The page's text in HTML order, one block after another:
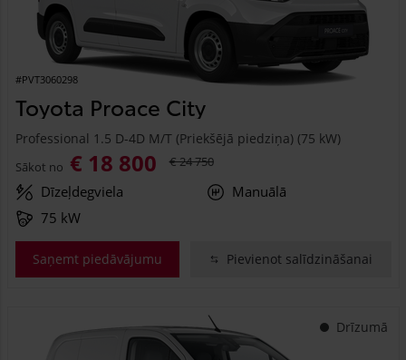
#PVT3060298
Toyota Proace City
Professional 1.5 D-4D M/T (Priekšējā piedziņa) (75 kW)
Sākot no € 18 800 € 24 750
Dīzeļdegviela
Manuālā
75 kW
Saņemt piedāvājumu Pievienot salīdzināšanai
Drīzumā